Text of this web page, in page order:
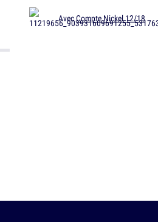
AvecCompte Nickel 12/18